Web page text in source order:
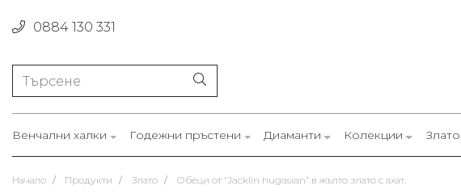
0884 130 331
Венчални халки Годежни пръстени Диаманти Колекции Злато
Начало Продукти Злато Обеци от “Jacklin hugasian” в жълто злато с ахат.